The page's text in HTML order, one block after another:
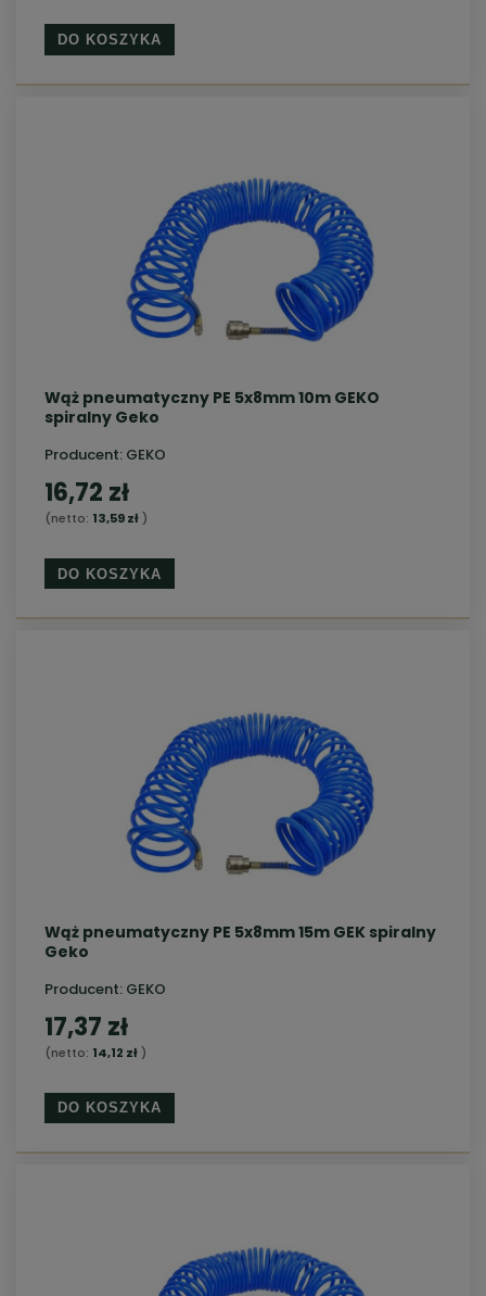
DO KOSZYKA
Wąż pneumatyczny PE 5x8mm 10m GEKO
spiralny Geko
Producent: GEKO
16,72 zł
(netto: 13,59 zł)
DO KOSZYKA
Wąż pneumatyczny PE 5x8mm 15m GEK spiralny
Geko
Producent: GEKO
17,37 zł
(netto: 14,12 zł)
DO KOSZYKA